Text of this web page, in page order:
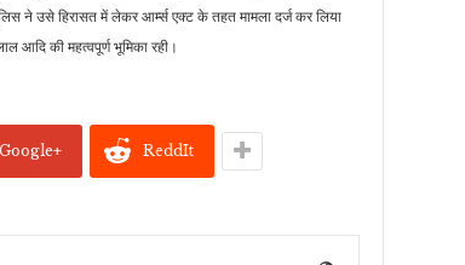
ने उसे हिरासत में लेकर आर्म्स एक्ट के तहत मामला दर्ज कर लिया
आदि की महत्वपूर्ण भूमिका रही।
Google+ ReddIt